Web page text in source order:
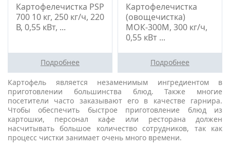
Картофелечистка PSP
700 10 кг, 250 кг/ч, 220
В, 0,55 кВт, ...
Подробнее
Картофелечистка
(овощечистка)
МОК-300М, 300 кг/ч,
0,55 кВт ...
Подробнее
Картофель является незаменимым ингредиентом в
приготовлении большинства блюд. Также многие
посетители часто заказывают его в качестве гарнира.
Чтобы обеспечить быстрое приготовление блюд из
картошки, персонал кафе или ресторана должен
насчитывать большое количество сотрудников, так как
процесс чистки занимает очень много времени.